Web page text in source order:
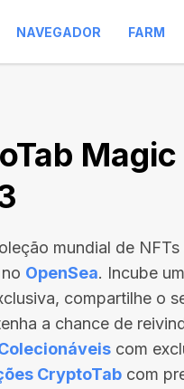
NAVEGADOR FARM
Magic
mundial de
OpenSea. Incube
compartilhe o
a chance de
com
CryptoTab com